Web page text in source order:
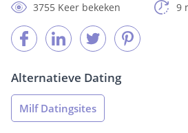
3755 Keer bekeken
9
Alternatieve Dating
Milf Datingsites